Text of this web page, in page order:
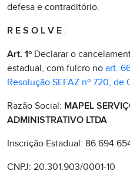
defesa e contraditório.
R E S O L V E :
Art. 1º Declarar o
estadual, com fulcro no art.
Resolução SEFAZ nº 720,
Razão Social: MAPEL
ADMINISTRATIVO LTDA
Inscrição Estadual:
CNPJ: 20.301.903/0001-10